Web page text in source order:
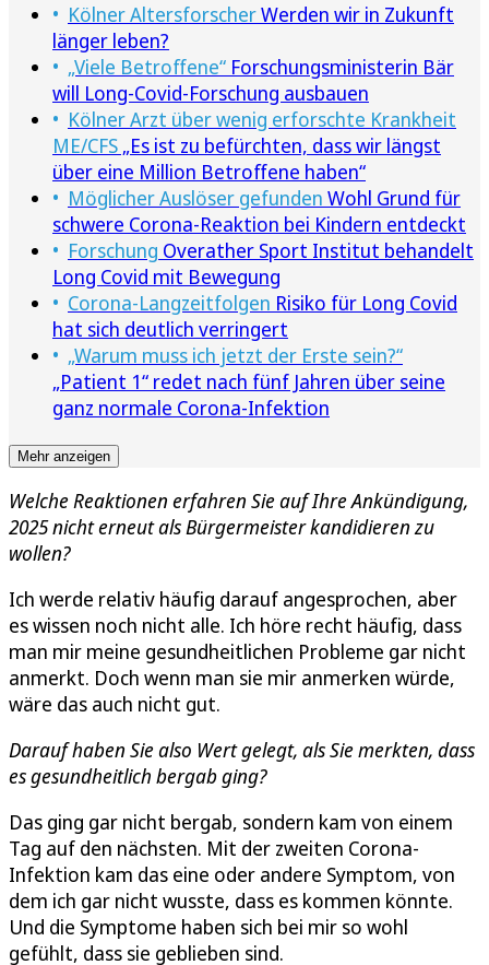
Kölner AltersforscherWerden wir in Zukunft
länger leben?
„Viele Betroffene“ Forschungsministerin Bär
will Long-Covid-Forschung ausbauen
Kölner Arzt über wenig erforschte Krankheit
ME/CFS „Es ist zu befürchten, dass wir längst
über eine Million Betroffene haben“
Möglicher Auslöser gefunden Wohl Grund für
schwere Corona-Reaktion bei Kindern entdeckt
Forschung Overather Sport Institut behandelt
Long Covid mit Bewegung
Corona-Langzeitfolgen Risiko für Long Covid
hat sich deutlich verringert
„Warum muss ich jetzt der Erste sein?“
„Patient 1“ redet nach fünf Jahren über seine
ganz normale Corona-Infektion
Mehr anzeigen
Welche Reaktionen erfahren Sie auf Ihre Ankündigung,
2025 nicht erneut als Bürgermeister kandidieren zu
wollen?
Ich werde relativ häufig darauf angesprochen, aber
es wissen noch nicht alle. Ich höre recht häufig, dass
man mir meine gesundheitlichen Probleme gar nicht
anmerkt. Doch wenn man sie mir anmerken würde,
wäre das auch nicht gut.
Darauf haben Sie also Wert gelegt, als Sie merkten, dass
es gesundheitlich bergab ging?
Das ging gar nicht bergab, sondern kam von einem
Tag auf den nächsten. Mit der zweiten Corona-
Infektion kam das eine oder andere Symptom, von
dem ich gar nicht wusste, dass es kommen könnte.
Und die Symptome haben sich bei mir so wohl
gefühlt, dass sie geblieben sind.